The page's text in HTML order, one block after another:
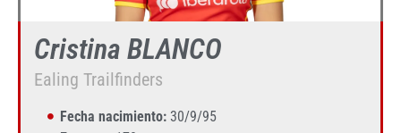
Cristina BLANCO
Ealing Trailfinders
Fecha nacimiento:30/9/95